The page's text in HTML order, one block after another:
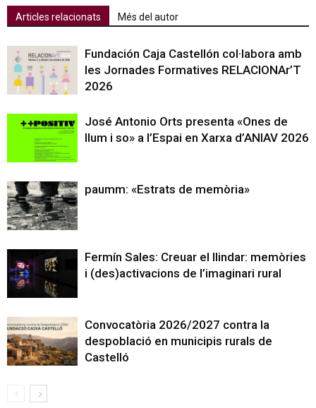
Articles relacionats Més del autor
Fundación Caja Castellón col·labora amb
les Jornades Formatives RELACIONAr’T
2026
José Antonio Orts presenta «Ones de
llum i so» a l’Espai en Xarxa d’ANIAV 2026
paumm: «Estrats de memòria»
Fermín Sales: Creuar el llindar: memòries
i (des)activacions de l’imaginari rural
Convocatòria 2026/2027 contra la
despoblació en municipis rurals de
Castelló